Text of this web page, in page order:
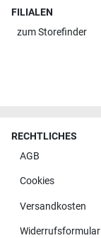
FILIALEN
zumStorefinder
RECHTLICHES
AGB
Cookies
Versandkosten
Widerrufsformular